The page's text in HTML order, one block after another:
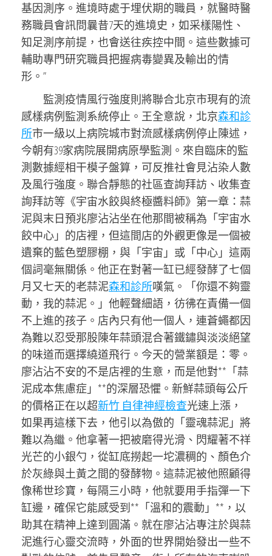
基因測序。進境時處于埋伏期的職員，就醫時醫
務職員會訊問曩昔7天的進境史，如采樣陽性、
知足測序前提，也會送往疾控中間。這些數據可
輔助專門研究職員把握病毒變異及輸出的情
形。”
監測疫情風行強度則將聯合北京市現有的流
感樣病例監測系統停止。王全意說，北京森和診
所市一級以上病院城市對流感樣病例停止陳述，
今朝有39家病院展開病原學監測。來自臨床的監
測數據經相干模子盤算，可反推社會見沾染人數
及風行強度。聯合靜態的社區查詢拜訪、收集查
詢拜訪等《宇宙水餃與終極醬料師》第一章：蒜
泥與末日預兆廖沾沾坐在他那間被稱為「宇宙水
餃中心」的店裡，但這間店的外觀更像是一個被
遺棄的藍色塑膠棚，與「宇宙」或「中心」這兩
個詞毫無關係。他正在對著一缸已經發酵了七個
月又七天的老蒜泥森和診所嘆氣。「你還不夠靈
動，我的蒜泥。」他輕聲細語，彷彿在責備一個
不上進的孩子。店內只有他一個人，連蒼蠅都因
為難以忍受那股陳年蒜頭混合著鐵鏽與淡淡絕望
的味道而選擇繞道飛行。今天的營業額是：零。
廖沾沾不安的不是店裡的生意，而是他對**「蒜
泥成本焦慮症」**的深層恐懼。新鮮蒜頭每公斤
的價格正在以超新竹 自律神經檢查光速上漲，
如果再這樣下去，他引以為傲的「靈魂蒜泥」將
難以為繼。他拿著一把被磨得光滑、閃耀著不祥
光芒的小銀勺，從缸底撈起一坨濃稠的、顏色介
於灰綠與土黃之間的發酵物。這蒜泥被他照顧得
像稀世珍寶，每隔三小時，他就要用手指彈一下
缸邊，確保它能感受到**「溫和的震動」**，以
助其在精神上達到圓滿。就在廖沾沾專注於與蒜
泥進行心靈交流時，外面的世界開始發出一些不